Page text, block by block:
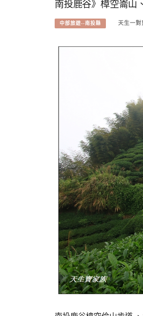
南投鹿谷》樟空崙山
中部旅遊--南投縣 天生一對